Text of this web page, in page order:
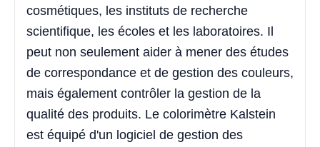
cosmétiques, les instituts de recherche
scientifique, les écoles et les laboratoires. Il
peut non seulement aider à mener des études
de correspondance et de gestion des couleurs,
mais également contrôler la gestion de la
qualité des produits. Le colorimètre Kalstein
est équipé d'un logiciel de gestion des